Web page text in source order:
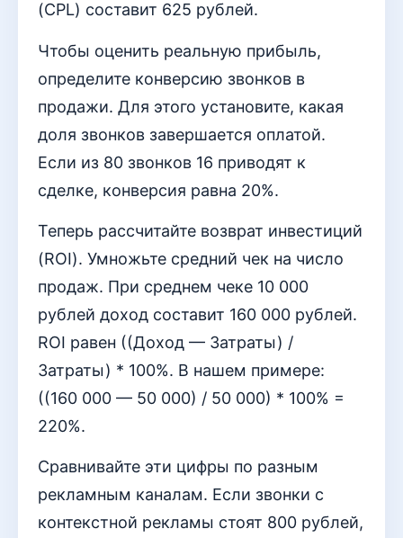
(CPL) составит 625 рублей.
Чтобы оценить реальную прибыль,
определите конверсию звонков в
продажи. Для этого установите, какая
доля звонков завершается оплатой.
Если из 80 звонков 16 приводят к
сделке, конверсия равна 20%.
Теперь рассчитайте возврат инвестиций
(ROI). Умножьте средний чек на число
продаж. При среднем чеке 10 000
рублей доход составит 160 000 рублей.
ROI равен ((Доход — Затраты) /
Затраты) * 100%. В нашем примере:
((160 000 — 50 000) / 50 000) * 100% =
220%.
Сравнивайте эти цифры по разным
рекламным каналам. Если звонки с
контекстной рекламы стоят 800 рублей,